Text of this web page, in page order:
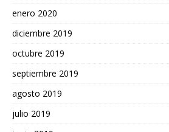
enero 2020
diciembre 2019
octubre 2019
septiembre 2019
agosto 2019
julio 2019